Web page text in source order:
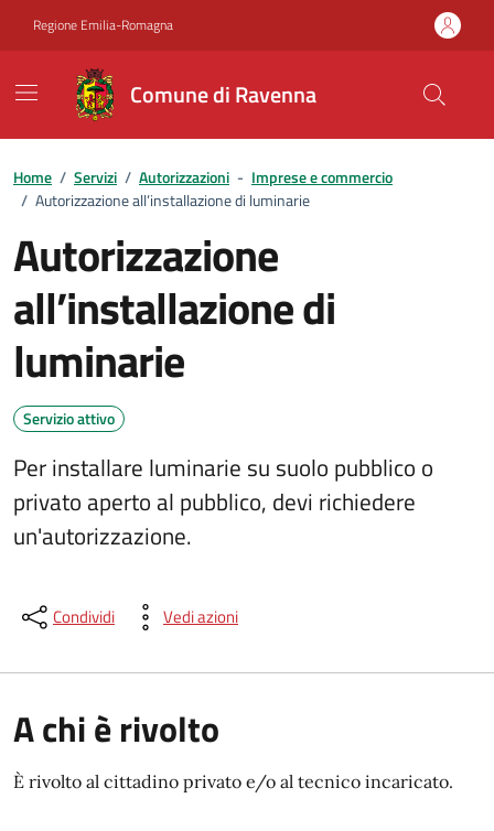
Regione Emilia-Romagna
Comune di Ravenna
Home / Servizi / Autorizzazioni - Imprese e commercio
/ Autorizzazione all’installazione di luminarie
Autorizzazione
all’installazione di
luminarie
Servizio attivo
Per installare luminarie su suolo pubblico o
privato aperto al pubblico, devi richiedere
un'autorizzazione.
Condividi Vedi azioni
A chi è rivolto
È rivolto al cittadino privato e/o al tecnico incaricato.